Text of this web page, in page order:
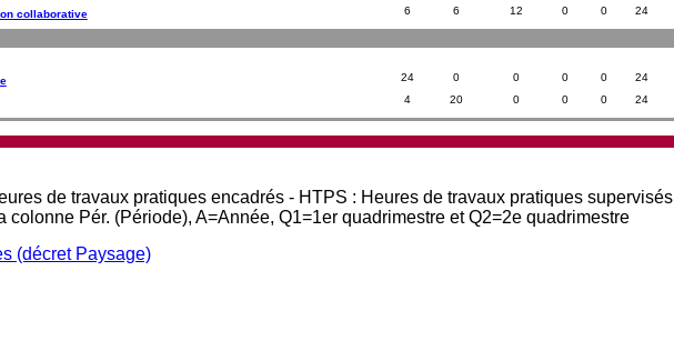
collaborative 6 6 12 0 0 24
24 0 0 0 0 24
4 20 0 0 0 24
de travaux pratiques encadrés - HTPS : Heures de travaux pratiques
Pér. (Période), A=Année, Q1=1er quadrimestre et Q2=2e quadrimestre
(décret Paysage)